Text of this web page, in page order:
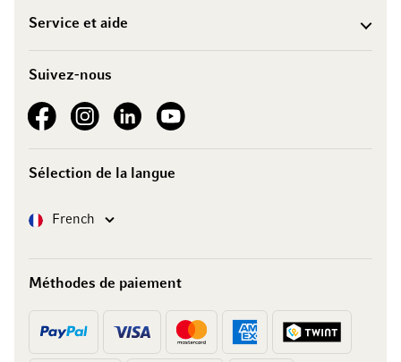
Service et aide
Suivez-nous
See our FacebookSee our Instagram account
See our LinkedInSee our YouTube channel
Sélection de la langue
LangueFrench
Méthodes de paiement